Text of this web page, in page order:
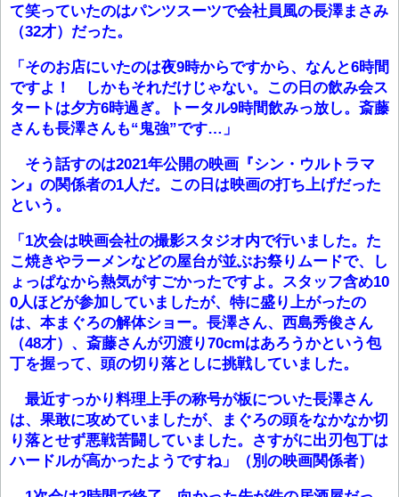
て笑っていたのはパンツスーツで会社員風の長澤まさみ
（32才）だった。
「そのお店にいたのは夜9時からですから、なんと6時間
ですよ！ しかもそれだけじゃない。この日の飲み会ス
タートは夕方6時過ぎ。トータル9時間飲みっ放し。斎藤
さんも長澤さんも“鬼強”です…」
そう話すのは2021年公開の映画『シン・ウルトラマ
ン』の関係者の1人だ。この日は映画の打ち上げだった
という。
「1次会は映画会社の撮影スタジオ内で行いました。た
こ焼きやラーメンなどの屋台が並ぶお祭りムードで、し
ょっぱなから熱気がすごかったですよ。スタッフ含め10
0人ほどが参加していましたが、特に盛り上がったの
は、本まぐろの解体ショー。長澤さん、西島秀俊さん
（48才）、斎藤さんが刃渡り70cmはあろうかという包
丁を握って、頭の切り落としに挑戦していました。
最近すっかり料理上手の称号が板についた長澤さん
は、果敢に攻めていましたが、まぐろの頭をなかなか切
り落とせず悪戦苦闘していました。さすがに出刃包丁は
ハードルが高かったようですね」（別の映画関係者）